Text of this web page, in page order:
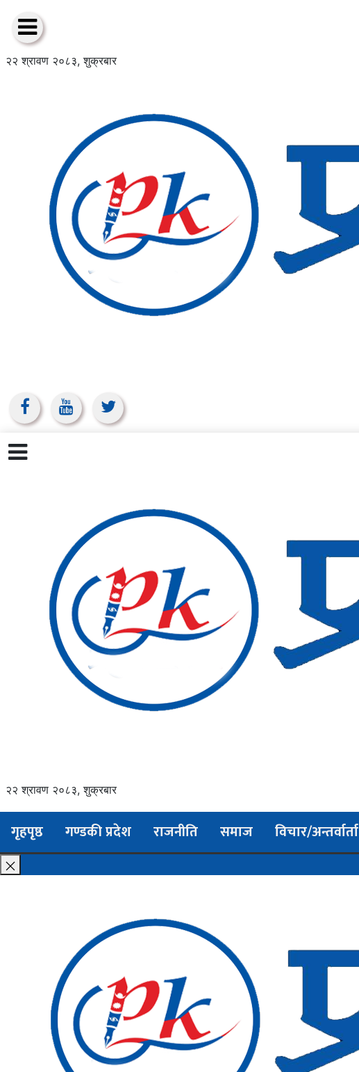
२२ श्रावण २०८३, शुक्रबार
२२ श्रावण २०८३, शुक्रबार
गृहपृष्ठ गण्डकी प्रदेश राजनीति समाज विचार/अन्तर्वार्ता